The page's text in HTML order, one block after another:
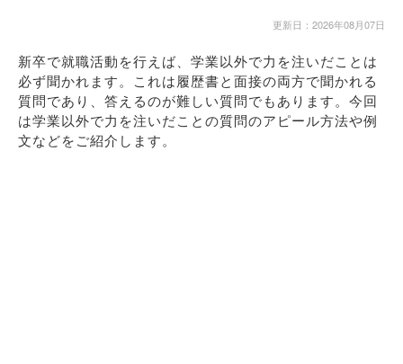
更新日：2026年08月07日
新卒で就職活動を行えば、学業以外で力を注いだことは
必ず聞かれます。これは履歴書と面接の両方で聞かれる
質問であり、答えるのが難しい質問でもあります。今回
は学業以外で力を注いだことの質問のアピール方法や例
文などをご紹介します。